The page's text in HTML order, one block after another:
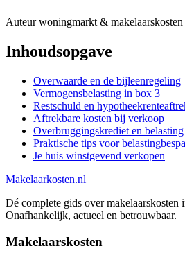
Auteur woningmarkt & makelaarskosten
Inhoudsopgave
Overwaarde en de bijleenregeling
Vermogensbelasting in box 3
Restschuld en
Aftrekbare kosten bij verkoop
Overbruggingskrediet en belasting
Praktische tips voor
Je huis winstgevend verkopen
Makelaarkosten.nl
Dé complete gids over makelaarskosten
Onafhankelijk, actueel en betrouwbaar.
Makelaarskosten